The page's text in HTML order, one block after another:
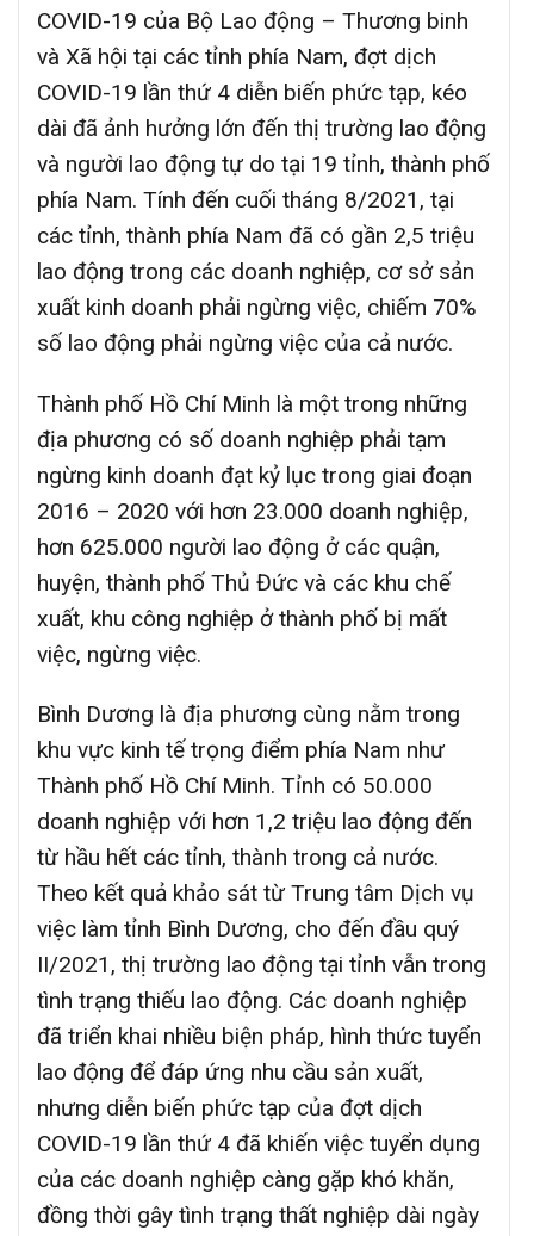
COVID-19 của Bộ Lao động – Thương binh
và Xã hội tại các tỉnh phía Nam, đợt dịch
COVID-19 lần thứ 4 diễn biến phức tạp, kéo
dài đã ảnh hưởng lớn đến thị trường lao động
và người lao động tự do tại 19 tỉnh, thành phố
phía Nam. Tính đến cuối tháng 8/2021, tại
các tỉnh, thành phía Nam đã có gần 2,5 triệu
lao động trong các doanh nghiệp, cơ sở sản
xuất kinh doanh phải ngừng việc, chiếm 70%
số lao động phải ngừng việc của cả nước.
Thành phố Hồ Chí Minh là một trong những
địa phương có số doanh nghiệp phải tạm
ngừng kinh doanh đạt kỷ lục trong giai đoạn
2016 – 2020 với hơn 23.000 doanh nghiệp,
hơn 625.000 người lao động ở các quận,
huyện, thành phố Thủ Đức và các khu chế
xuất, khu công nghiệp ở thành phố bị mất
việc, ngừng việc.
Bình Dương là địa phương cùng nằm trong
khu vực kinh tế trọng điểm phía Nam như
Thành phố Hồ Chí Minh. Tỉnh có 50.000
doanh nghiệp với hơn 1,2 triệu lao động đến
từ hầu hết các tỉnh, thành trong cả nước.
Theo kết quả khảo sát từ Trung tâm Dịch vụ
việc làm tỉnh Bình Dương, cho đến đầu quý
II/2021, thị trường lao động tại tỉnh vẫn trong
tình trạng thiếu lao động. Các doanh nghiệp
đã triển khai nhiều biện pháp, hình thức tuyển
lao động để đáp ứng nhu cầu sản xuất,
nhưng diễn biến phức tạp của đợt dịch
COVID-19 lần thứ 4 đã khiến việc tuyển dụng
của các doanh nghiệp càng gặp khó khăn,
đồng thời gây tình trạng thất nghiệp dài ngày